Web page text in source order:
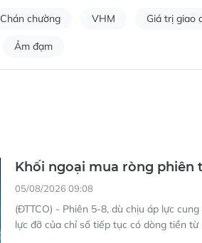
Chán chường VHM Giá trị giao
Ảm đạm
Khối ngoại mua ròng phiên
05/08/2026 09:08
(ĐTTCO) - Phiên 5-8, dù chịu áp lực
lực đỡ của chỉ số tiếp tục có dòng tiền